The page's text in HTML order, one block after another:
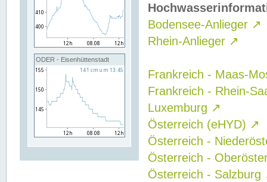
ODER - Eisenhüttenstadt
Bodensee-Anlieger ↗
Rhein-Anlieger ↗
Frankreich - Maas-
Frankreich - Rhein-
Luxemburg ↗
Österreich (eHYD) ↗
Österreich -
Österreich -
Österreich - Salzburg